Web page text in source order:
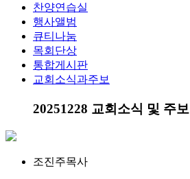
찬양연습실
행사앨범
큐티나눔
목회단상
통합게시판
교회소식과주보
20251228 교회소식 및 주보
조진주목사